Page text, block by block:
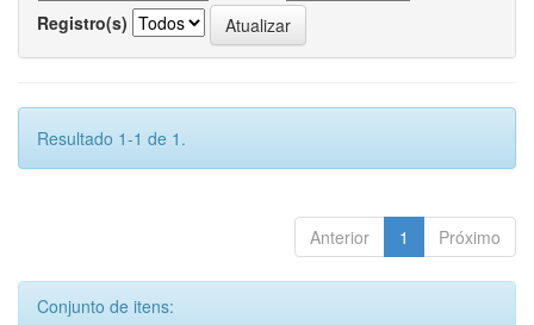
Registro(s)
Resultado 1-1 de 1.
Anterior 1 Próximo
Conjunto de itens: